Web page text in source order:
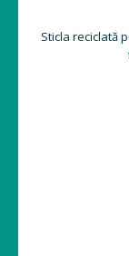
Sticla reciclată